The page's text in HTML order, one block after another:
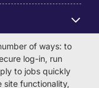
of ways: to
log-in, run
to jobs quickly
site functionality,